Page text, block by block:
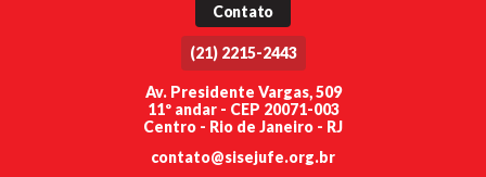
Contato
(21) 2215-2443
Av. Presidente Vargas, 509
11º andar - CEP 20071-003
Centro - Rio de Janeiro - RJ
contato@sisejufe.org.br